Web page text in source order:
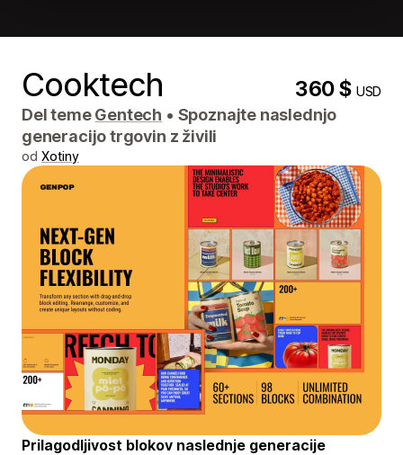
Cooktech 360 $USD
Del temeGentech • Spoznajte naslednjo
generacijo trgovin z živili
od Xotiny
Prilagodljivost blokov naslednje generacije